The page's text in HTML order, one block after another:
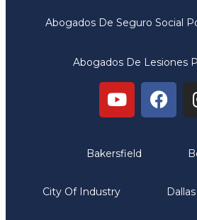
Abogados De Seguro Social
Abogados De Lesiones
Bakersfield
City Of Industry Dallas